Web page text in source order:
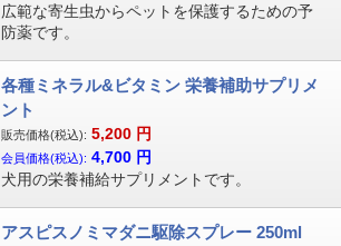
広範な寄生虫からペットを保護するための予
防薬です。
各種ミネラル&ビタミン 栄養補助サプリメ
ント
販売価格(税込): 5,200 円
会員価格(税込): 4,700 円
犬用の栄養補給サプリメントです。
アスピスノミマダニ駆除スプレー 250ml